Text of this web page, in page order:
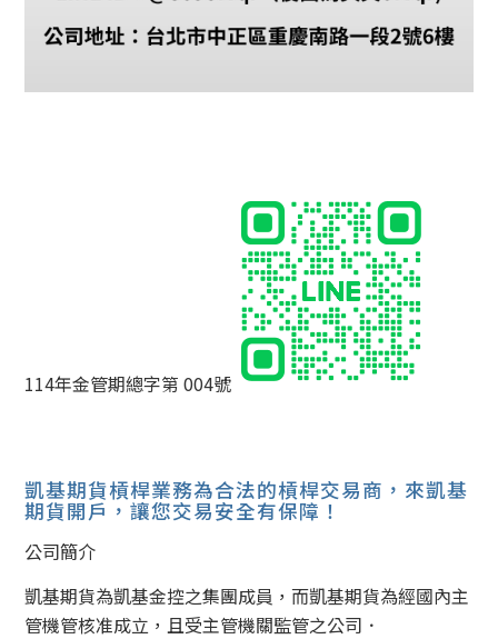
114年金管期總字第 004號
凱基期貨槓桿業務為合法的槓桿交易商，來凱基
期貨開戶，讓您交易安全有保障！
公司簡介
凱基期貨為凱基金控之集團成員，而凱基期貨為經國內主
管機管核准成立，且受主管機關監管之公司．